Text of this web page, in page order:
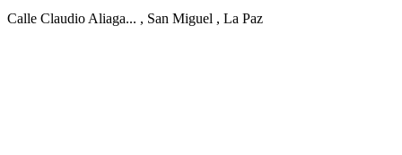
Calle Claudio Aliaga... , San Miguel , La Paz